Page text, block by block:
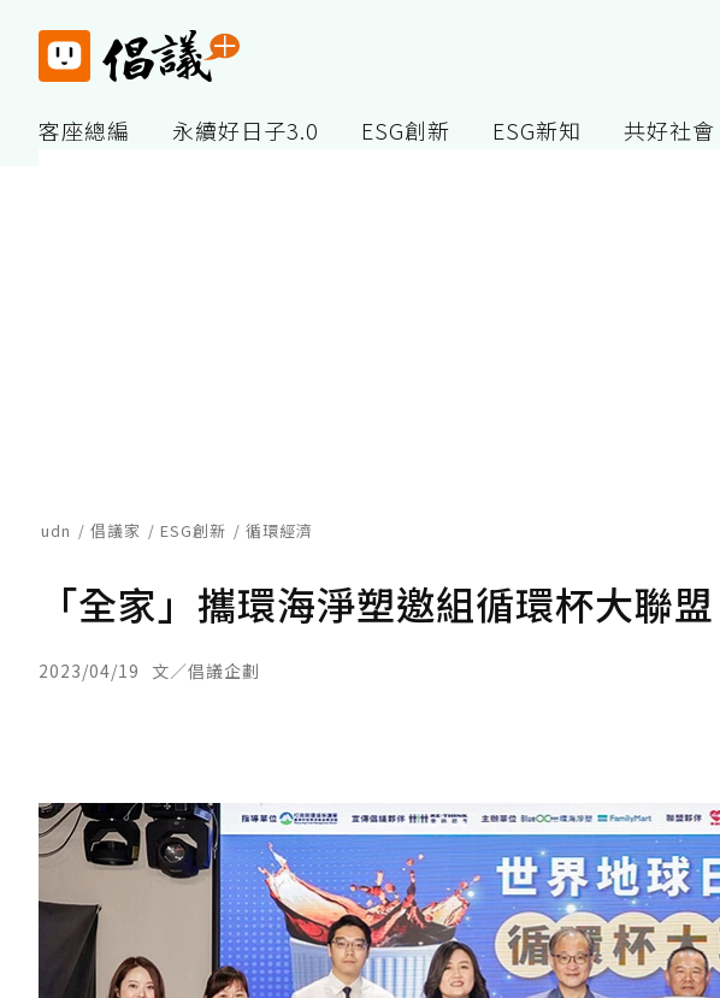
客座總編 永續好日子3.0 ESG創新 ESG新知 共好社會
udn 倡議家 ESG創新 循環經濟
「全家」攜環海淨塑邀組循環杯大聯
2023/04/19 文／倡議企劃